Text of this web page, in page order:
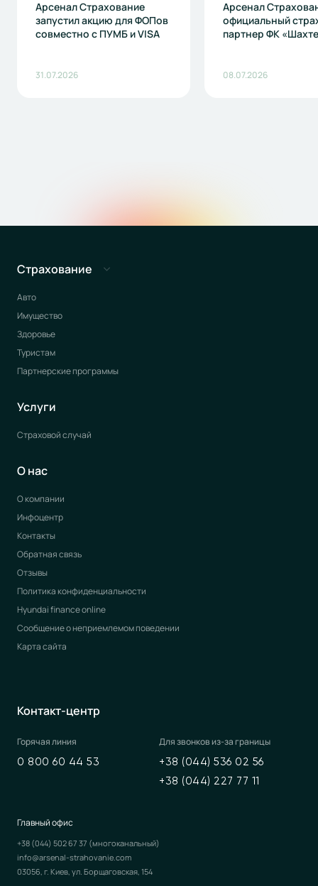
Арсенал Страхование
запустил акцию для ФОПов
совместно с ПУМБ и VISA
31.07.2026
Арсенал
официальный
партнер ФК
08.07.2026
Страхование
Авто
Имущество
Здоровье
Туристам
Партнерские программы
Услуги
Страховой случай
О нас
О компании
Инфоцентр
Контакты
Обратная связь
Отзывы
Политика конфиденциальности
Hyundai finance online
Сообщение о неприемлемом поведении
Карта сайта
Контакт-центр
Горячая линия
0 800 60 44 53
Для звонков из-за границы
+38 (044) 536 02 56
+38 (044) 227 77 11
Главный офис
+38 (044) 502 67 37 (многоканальный)
info@arsenal-strahovanie.com
03056, г. Киев, ул. Борщаговская, 154